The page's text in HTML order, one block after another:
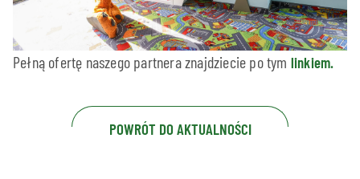
Pełną ofertę naszego partnera znajdziecie po tym linkiem.
POWRÓT DO AKTUALNOŚCI